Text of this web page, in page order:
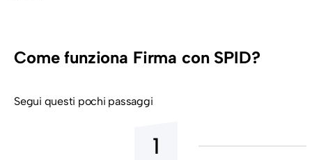
Come funziona Firma con SPID?
Segui questi pochi passaggi
1